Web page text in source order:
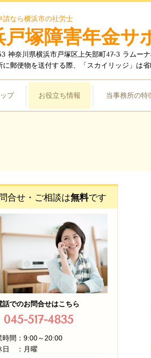
請なら横浜市の社労士
戸塚障害年金サ
神奈川県横浜市戸塚区上矢部町47-3 ラムー
に郵便物を送付する際、「スカイリッジ」は省
ップ お役立ち情報 当事務所の特
合せ・ご相談は無料です
話でのお問合せはこちら
045-517-4835
時間：9:00～20:00
日 ：月曜